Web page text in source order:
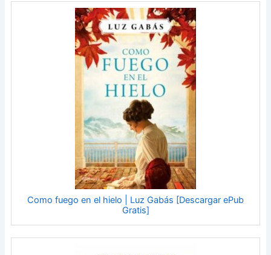
Como fuego en el hielo | Luz Gabás [Descargar ePub
Gratis]